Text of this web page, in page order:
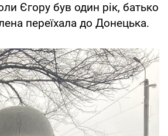
Єгору був один рік, батько
переїхала до Донецька.